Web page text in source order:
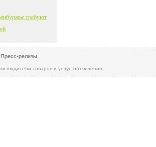
требуют
Пресс-релизы
товаров и услуг, объявления